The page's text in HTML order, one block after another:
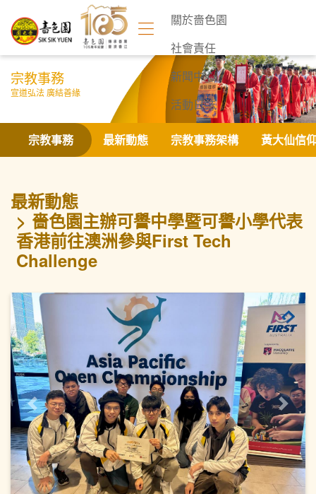
關於嗇色園
社會責任
新聞中心
活動日誌
聯絡我們
宗教事務
宣道弘法 廣結善緣
宗教事務 最新動態 宗教事務架構 黃大仙信
最新動態
嗇色園主辦可譽中學暨可譽小學代表
香港前往澳洲參與First Tech
Challenge
上一頁 下一頁